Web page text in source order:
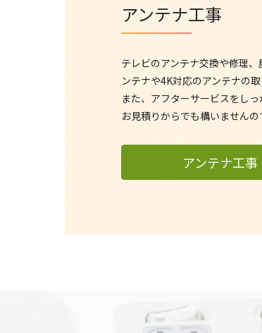
アンテナ工事
テレビのアンテナ交換や修理
ンテナや4K対応のアンテナの
また、アフターサービスをし
お見積りからでも構いません
アンテナ工事